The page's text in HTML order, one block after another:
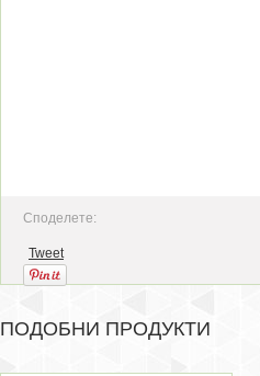
Споделете:
Tweet
ПОДОБНИ ПРОДУКТИ